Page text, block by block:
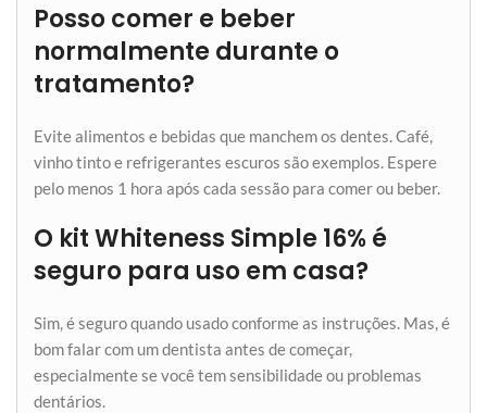
Posso comer e beber
normalmente durante o
tratamento?
Evite alimentos e bebidas que manchem os dentes. Café,
vinho tinto e refrigerantes escuros são exemplos. Espere
pelo menos 1 hora após cada sessão para comer ou beber.
O kit Whiteness Simple 16% é
seguro para uso em casa?
Sim, é seguro quando usado conforme as instruções. Mas, é
bom falar com um dentista antes de começar,
especialmente se você tem sensibilidade ou problemas
dentários.